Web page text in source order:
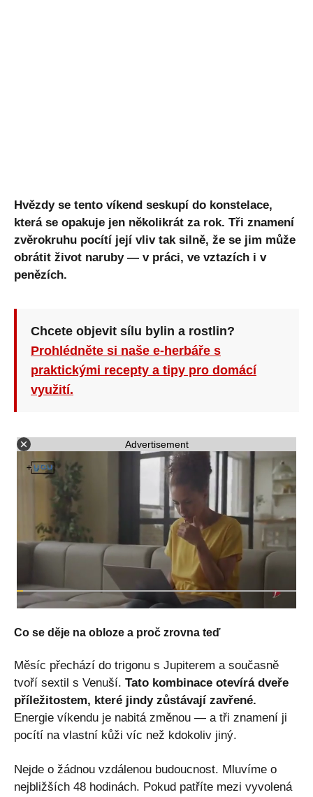
Hvězdy se tento víkend seskupí do konstelace,
která se opakuje jen několikrát za rok. Tři znamení
zvěrokruhu pocítí její vliv tak silně, že se jim může
obrátit život naruby — v práci, ve vztazích i v
penězích.
Chcete objevit sílu bylin a rostlin?
Prohlédněte si naše e-herbáře s
praktickými recepty a tipy pro domácí
využití.
Advertisement
Co se děje na obloze a proč zrovna teď
Měsíc přechází do trigonu s Jupiterem a současně
tvoří sextil s Venuší. Tato kombinace otevírá dveře
příležitostem, které jindy zůstávají zavřené.
Energie víkendu je nabitá změnou — a tři znamení ji
pocítí na vlastní kůži víc než kdokoliv jiný.
Nejde o žádnou vzdálenou budoucnost. Mluvíme o
nejbližších 48 hodinách. Pokud patříte mezi vyvolená